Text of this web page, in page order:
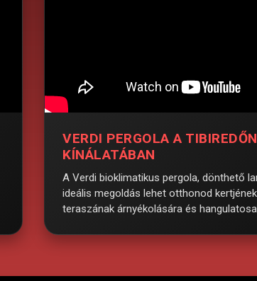
VERDI PERGOLA A
KÍNÁLATÁBAN
A Verdi bioklimatikus pergola, dönthető
ideális megoldás lehet otthonod
teraszának árnyékolására és